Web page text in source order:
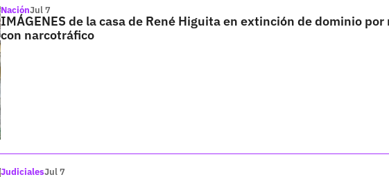
NaciónJul 7
IMÁGENES de la casa de René Higuita en extinción de dominio por
con narcotráfico
JudicialesJul 7